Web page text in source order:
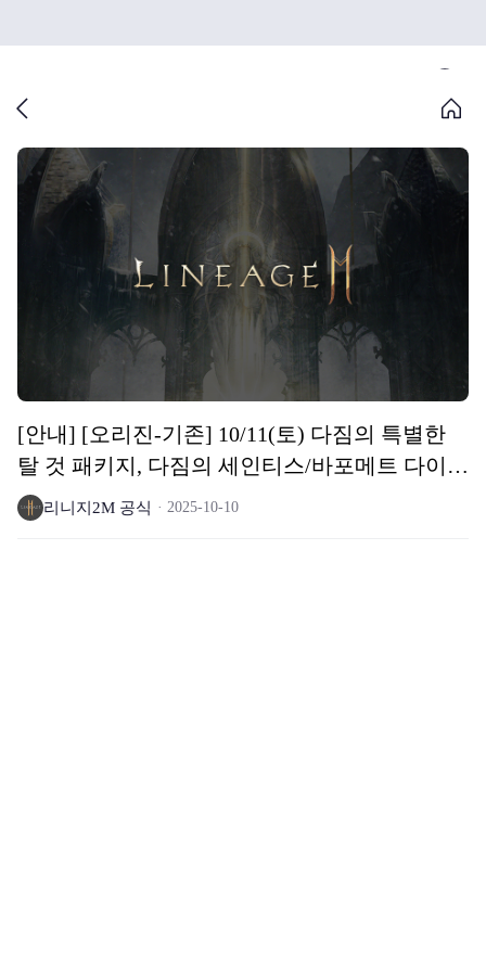
[안내] [오리진-기존] 10/11(토) 다짐의 특별한
탈 것 패키지, 다짐의 세인티스/바포메트 다이아
상자리니지2M 공식 2025-10-10